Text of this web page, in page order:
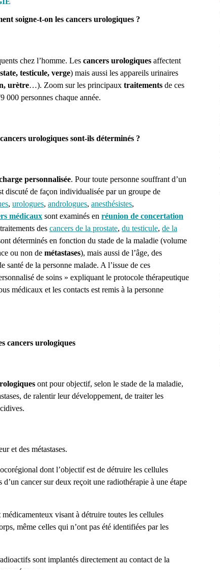
soigne-t-on les cancers urologiques ?
chez l’homme. Les cancers urologiques affectent
testicule, verge) mais aussi les appareils urinaires
urètre…). Zoom sur les principaux traitements de ces
000 personnes chaque année.
urologiques sont-ils déterminés ?
personnalisée. Pour toute personne souffrant d’un
discuté de façon individualisée par un groupe de
, urologues, andrologues, anesthésistes,
médicaux sont examinés en réunion de concertation
des cancers de la prostate, du testicule, de la
déterminés en fonction du stade de la maladie (volume
ou non de métastases), mais aussi de l’âge, des
santé de la personne malade. A l’issue de ces
de soins » expliquant le protocole thérapeutique
médicaux et les contacts est remis à la personne
cancers urologiques
ont pour objectif, selon le stade de la maladie,
de ralentir leur développement, de traiter les
et des métastases.
dont l’objectif est de détruire les cellules
cancer sur deux reçoit une radiothérapie à une étape
médicamenteux visant à détruire toutes les cellules
même celles qui n’ont pas été identifiées par les
sont implantés directement au contact de la